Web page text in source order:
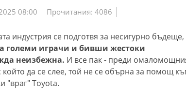
08:00 Прочитания: 4086
индустрия се подготвя за несигурно бъдеще,
големи играчи и бивши жестоки
неизбежна. И все пак - преди
който да се слее, той не се обърна за помощ
"враг" Toyota.